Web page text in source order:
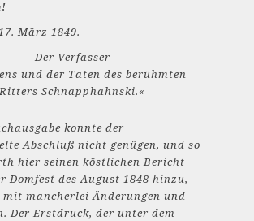
März 1849.
Der Verfasser
und der Taten des berühmten
Ritters Schnapphahnski.«
konnte der
Abschluß nicht genügen, und so
hier seinen köstlichen Bericht
Domfest des August 1848 hinzu,
mancherlei Änderungen und
Der Erstdruck, der unter dem